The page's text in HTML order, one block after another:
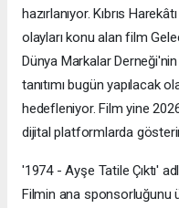
hazırlanıyor. Kıbrıs
olayları konu alan film
Dünya Markalar
tanıtımı bugün yapılacak
hedefleniyor. Film yine
dijital platformlarda
'1974 - Ayşe Tatile Çıktı'
Filmin ana sponsorluğunu